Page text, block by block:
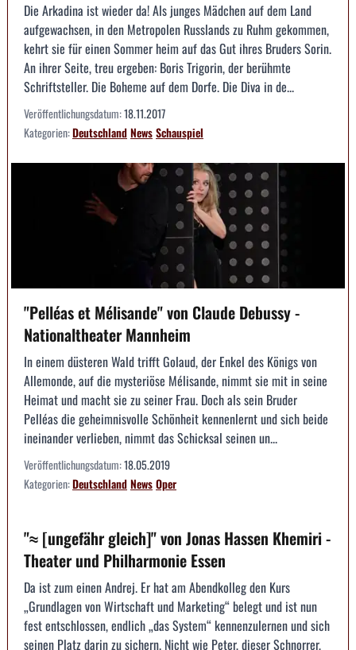
Die Arkadina ist wieder da! Als junges Mädchen auf dem Land
aufgewachsen, in den Metropolen Russlands zu Ruhm gekommen,
kehrt sie für einen Sommer heim auf das Gut ihres Bruders Sorin.
An ihrer Seite, treu ergeben: Boris Trigorin, der berühmte
Schriftsteller. Die Boheme auf dem Dorfe. Die Diva in de...
Veröffentlichungsdatum:18.11.2017
Kategorien:DeutschlandNewsSchauspiel
"Pelléas et Mélisande" von Claude Debussy -
Nationaltheater Mannheim
In einem düsteren Wald trifft Golaud, der Enkel des Königs von
Allemonde, auf die mysteriöse Mélisande, nimmt sie mit in seine
Heimat und macht sie zu seiner Frau. Doch als sein Bruder
Pelléas die geheimnisvolle Schönheit kennenlernt und sich beide
ineinander verlieben, nimmt das Schicksal seinen un...
Veröffentlichungsdatum:18.05.2019
Kategorien:DeutschlandNewsOper
"≈ [ungefähr gleich]" von Jonas Hassen Khemiri -
Theater und Philharmonie Essen
Da ist zum einen Andrej. Er hat am Abendkolleg den Kurs
„Grundlagen von Wirtschaft und Marketing“ belegt und ist nun
fest entschlossen, endlich „das System“ kennenzulernen und sich
seinen Platz darin zu sichern. Nicht wie Peter, dieser Schnorrer,